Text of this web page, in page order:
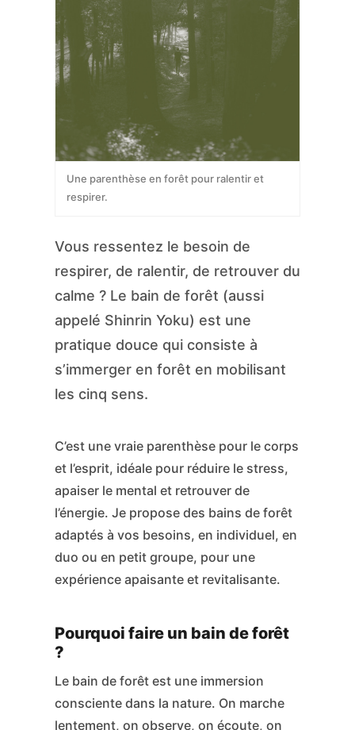
Une parenthèse en forêt pour ralentir et
respirer.
Vous ressentez le besoin de
respirer, de ralentir, de retrouver du
calme ? Le bain de forêt (aussi
appelé Shinrin Yoku) est une
pratique douce qui consiste à
s’immerger en forêt en mobilisant
les cinq sens.
C’est une vraie parenthèse pour le corps
et l’esprit, idéale pour réduire le stress,
apaiser le mental et retrouver de
l’énergie. Je propose des bains de forêt
adaptés à vos besoins, en individuel, en
duo ou en petit groupe, pour une
expérience apaisante et revitalisante.
Pourquoi faire un bain de forêt
?
Le bain de forêt est une immersion
consciente dans la nature. On marche
lentement, on observe, on écoute, on